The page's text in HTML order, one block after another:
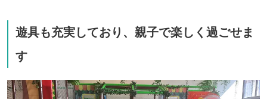
遊具も充実しており、親子で楽しく過ごせま
す